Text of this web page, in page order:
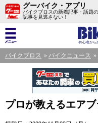
グーバイク・アプリ
バイクブロスの新着記事・話題の
記事を見逃さない！
バイクブロス バイクニュース
プロが教えるエア